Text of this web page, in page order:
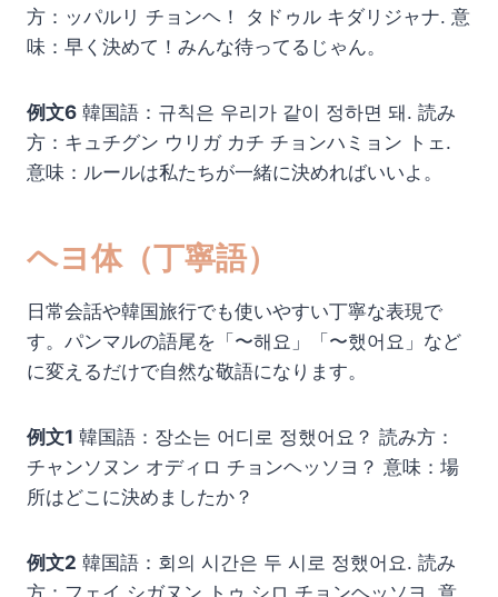
方：ッパルリ チョンヘ！ タドゥル キダリジャナ. 意
味：早く決めて！みんな待ってるじゃん。
例文6 韓国語：규칙은 우리가 같이 정하면 돼. 読み
方：キュチグン ウリガ カチ チョンハミョン トェ.
意味：ルールは私たちが一緒に決めればいいよ。
ヘヨ体（丁寧語）
日常会話や韓国旅行でも使いやすい丁寧な表現で
す。パンマルの語尾を「〜해요」「〜했어요」など
に変えるだけで自然な敬語になります。
例文1 韓国語：장소는 어디로 정했어요？ 読み方：
チャンソヌン オディロ チョンヘッソヨ？ 意味：場
所はどこに決めましたか？
例文2 韓国語：회의 시간은 두 시로 정했어요. 読み